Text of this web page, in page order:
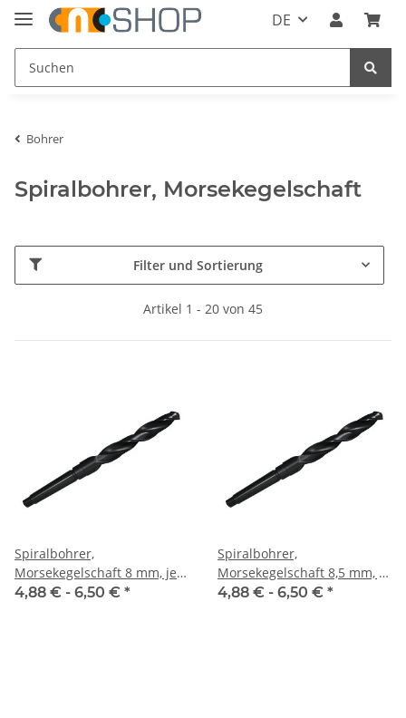
DE
Bohrer
Spiralbohrer, Morsekegelschaft
Filter und Sortierung
Artikel 1 - 20 von 45
Spiralbohrer,
Morsekegelschaft 8 mm, je
Stk.
4,88 € - 6,50 € *
Spiralbohrer,
Morsekegelschaft 8,5 mm, je
Stk.
4,88 € - 6,50 € *